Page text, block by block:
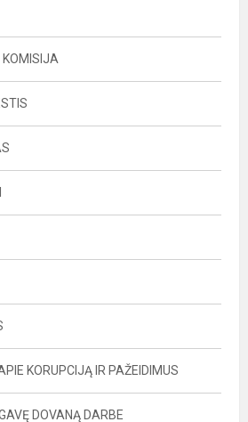
KOMISIJA
KORUPCIJĄ IR PAŽEIDIMUS
DOVANĄ DARBE